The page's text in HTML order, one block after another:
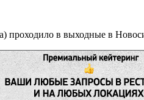
проходило в выходные в